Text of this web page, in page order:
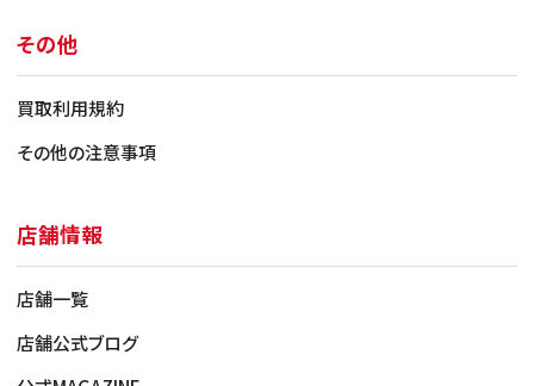
その他
買取利用規約
その他の注意事項
店舗情報
店舗一覧
店舗公式ブログ